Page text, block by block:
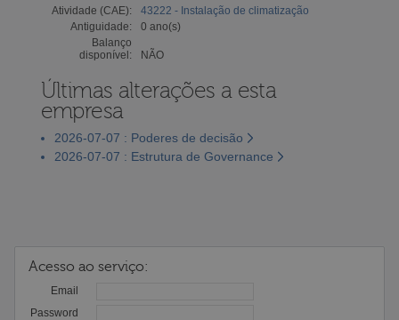
Atividade (CAE):
43222 - Instalação de climatização
Antiguidade:
0 ano(s)
Balanço
disponível:
NÃO
Últimas alterações a esta
empresa
2026-07-07 : Poderes de decisão
2026-07-07 : Estrutura de Governance
Acesso ao serviço:
Email
Password